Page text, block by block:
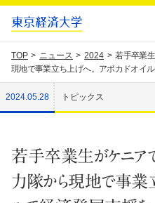
TOP ニュース 2024
若手卒業
現地で事業立ち上げへ。アボカドオイ
2024.05.28 トピックス
若手卒業生がケニア
力隊から現地で事業立